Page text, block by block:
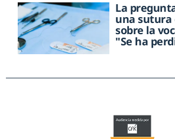
La
una sutura
sobre la
"Se ha